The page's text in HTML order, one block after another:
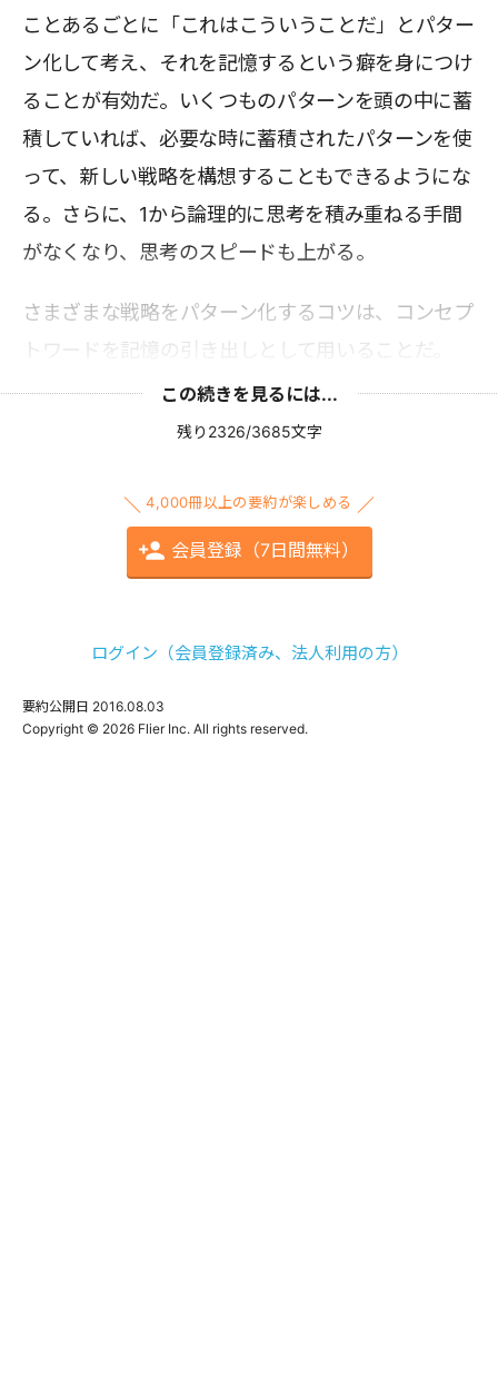
ことあるごとに「これはこういうことだ」とパター
ン化して考え、それを記憶するという癖を身につけ
ることが有効だ。いくつものパターンを頭の中に蓄
積していれば、必要な時に蓄積されたパターンを使
って、新しい戦略を構想することもできるようにな
る。さらに、1から論理的に思考を積み重ねる手間
がなくなり、思考のスピードも上がる。
さまざまな戦略をパターン化するコツは、コンセプ
トワードを記憶の引き出しとして用いることだ。
この続きを見るには...
残り2326/3685文字
4,000冊以上の要約が楽しめる
会員登録（7日間無料）
ログイン（会員登録済み、法人利用の方）
要約公開日 2016.08.03